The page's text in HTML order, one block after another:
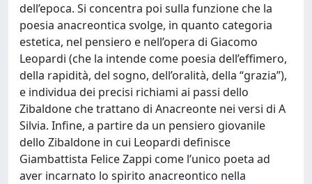
dell’epoca. Si concentra poi sulla funzione che la
poesia anacreontica svolge, in quanto categoria
estetica, nel pensiero e nell’opera di Giacomo
Leopardi (che la intende come poesia dell’effimero,
della rapidità, del sogno, dell’oralità, della “grazia”),
e individua dei precisi richiami ai passi dello
Zibaldone che trattano di Anacreonte nei versi di A
Silvia. Infine, a partire da un pensiero giovanile
dello Zibaldone in cui Leopardi definisce
Giambattista Felice Zappi come l’unico poeta ad
aver incarnato lo spirito anacreontico nella